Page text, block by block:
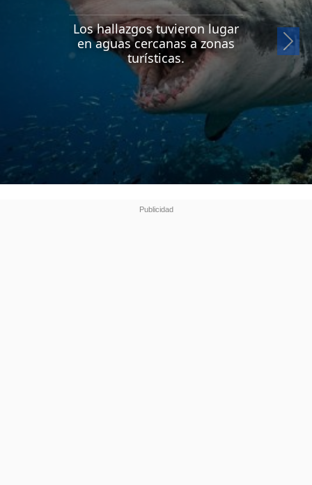
Los hallazgos tuvieron lugar
en aguas cercanas a zonas
turísticas.